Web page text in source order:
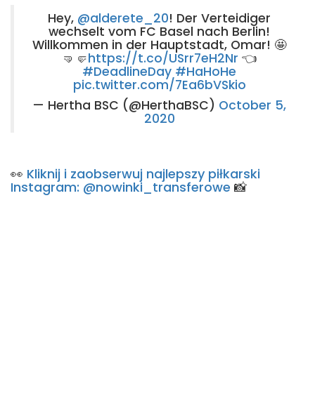
Hey, @alderete_20! Der Verteidiger
wechselt vom FC Basel nach Berlin!
Willkommen in der Hauptstadt, Omar! 🤩
🤜🤛https://t.co/USrr7eH2Nr 👈
#DeadlineDay #HaHoHe
pic.twitter.com/7Ea6bVSkio
— Hertha BSC (@HerthaBSC) October 5,
2020
👀 Kliknij i zaobserwuj najlepszy piłkarski
Instagram: @nowinki_transferowe 📸